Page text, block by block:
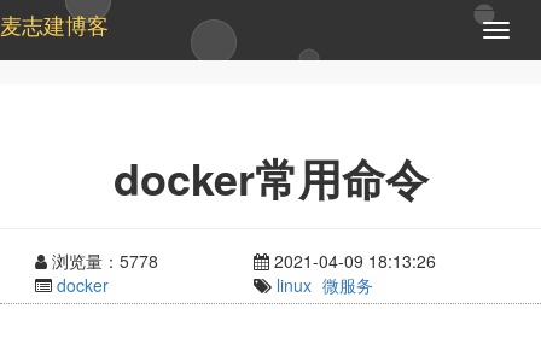
T
o
a
麦志建博客
docker常用命令
浏览量：5778
2021-04-09 18:13:26
docker
linux 微服务